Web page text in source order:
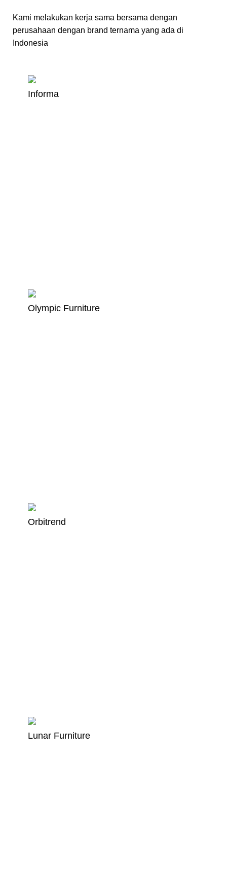
Kami melakukan kerja sama bersama dengan
perusahaan dengan brand ternama yang ada di
Indonesia
Informa
Olympic Furniture
Orbitrend
Lunar Furniture